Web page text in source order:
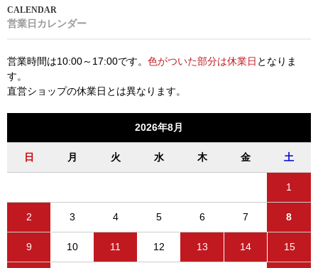
営業日カレンダー
営業時間は10:00～17:00です。 色がついた部分は休業日 となりま
す。
直営ショップの休業日とは異なります。
2026年8月
日 月 火 水 木 金 土
1
2 3 4 5 6 7 8
9 10 11 12 13 14 15